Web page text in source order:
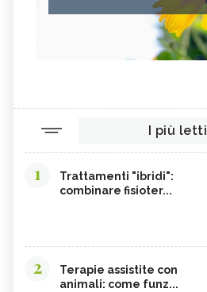
I più letti
1
Trattamenti "ibridi":
combinare fisioter...
2
Terapie assistite con
animali: come funz...